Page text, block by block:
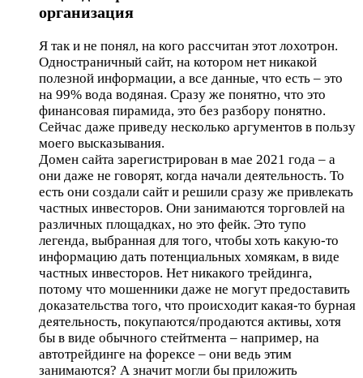
организация
Я так и не понял, на кого рассчитан этот лохотрон.
Одностраничный сайт, на котором нет никакой
полезной информации, а все данные, что есть – это
на 99% вода водяная. Сразу же понятно, что это
финансовая пирамида, это без разбору понятно.
Сейчас даже приведу несколько аргументов в пользу
моего высказывания.
Домен сайта зарегистрирован в мае 2021 года – а
они даже не говорят, когда начали деятельность. То
есть они создали сайт и решили сразу же привлекать
частных инвесторов. Они занимаются торговлей на
различных площадках, но это фейк. Это тупо
легенда, выбранная для того, чтобы хоть какую-то
информацию дать потенциальных хомякам, в виде
частных инвесторов. Нет никакого трейдинга,
потому что мошенники даже не могут предоставить
доказательства того, что происходит какая-то бурная
деятельность, покупаются/продаются активы, хотя
бы в виде обычного стейтмента – например, на
автотрейдинге на форексе – они ведь этим
занимаются? А значит могли бы приложить